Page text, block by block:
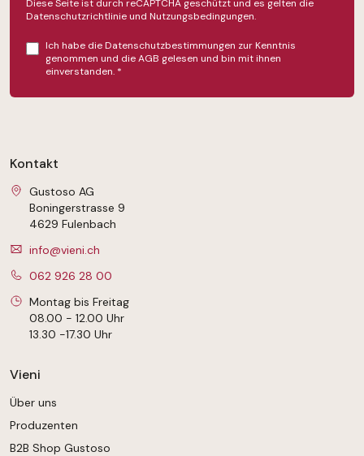
Diese Seite ist durch reCAPTCHA geschützt und es gelten die
Datenschutzrichtlinieund Nutzungsbedingungen.
Ich habe dieDatenschutzbestimmungen zur Kenntnis
genommen und dieAGB gelesen und bin mit ihnen
einverstanden. *
Kontakt
Gustoso AG
Boningerstrasse 9
4629 Fulenbach
info@vieni.ch
062 926 28 00
Montag bis Freitag
08.00 - 12.00 Uhr
13.30 -17.30 Uhr
Vieni
Über uns
Produzenten
B2B Shop Gustoso